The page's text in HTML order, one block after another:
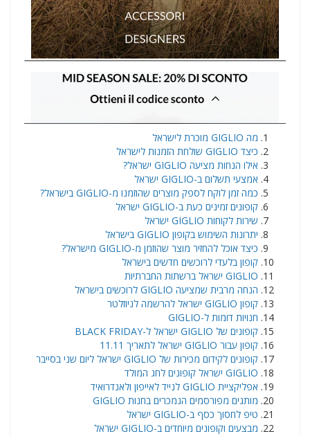
מה GIGLIO מוכרת לישראל
כיצד GIGLIO שולחת הזמנות לישראל
אילו הנחות מציעה GIGLIO ישראל?
אמצעי תשלום ב-GIGLIO ישראל
כמה זמן לוקח לספק מוצרים שהוזמנו מ-GIGLIO בישראל?
קופונים זמינים כעת ב-GIGLIO ישראל
שירות לקוחות GIGLIO ישראל
יתרונות השימוש בקופון GIGLIO בישראל
כיצד אוכל להחזיר מוצר שהוזמן מ-GIGLIO מישראל?
קופון בלעדי לרוכשים חדשים בישראל
GIGLIO ישראל ברשתות החברתיות
הנחה מרבית שמציעה GIGLIO לרוכשים בישראל
קופון GIGLIO ישראל להרשמה לניוזלטר
חנויות דומות ל-GIGLIO
קופונים של GIGLIO ישראל ל-BLACK FRIDAY
קופון עבור GIGLIO ישראל לתאריך 11.11
קופונים לקידום מכירות של GIGLIO ישראל ליום שני בסייבר
GIGLIO ישראל קופונים לחג המולד
אפליקציית GIGLIO לנייד לאייפון ולאנדרואיד
מותגים מפורסמים הנמכרים בחנות GIGLIO
טיפ לחסוך כסף ב-GIGLIO ישראל
מבצעים וקופונים מיוחדים ב-GIGLIO ישראל